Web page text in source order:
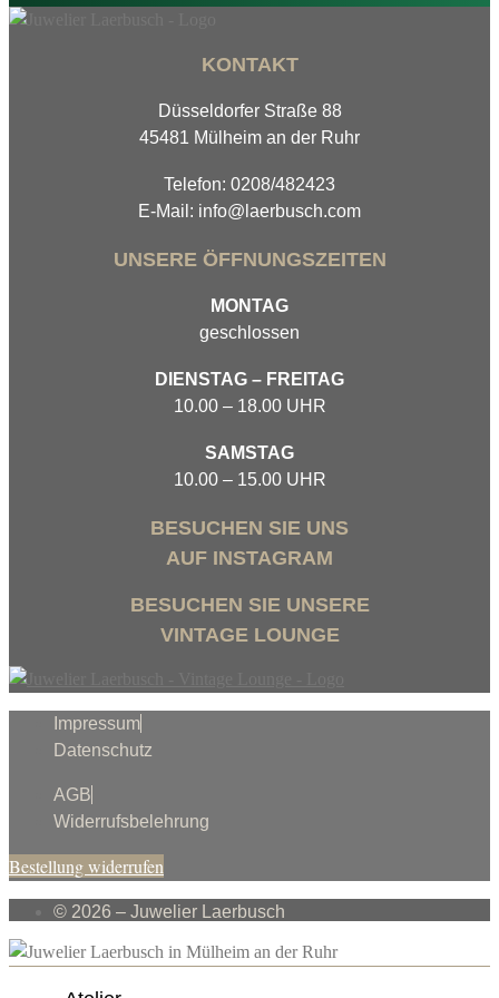
KONTAKT
Düsseldorfer Straße 88
45481 Mülheim an der Ruhr
Telefon: 0208/482423
E-Mail: info@laerbusch.com
UNSERE ÖFFNUNGSZEITEN
MONTAG
geschlossen
DIENSTAG – FREITAG
10.00 – 18.00 UHR
SAMSTAG
10.00 – 15.00 UHR
BESUCHEN SIE UNS
AUF INSTAGRAM
BESUCHEN SIE UNSERE
VINTAGE LOUNGE
Impressum
Datenschutz
AGB
Widerrufsbelehrung
Bestellung widerrufen
© 2026 – Juwelier Laerbusch